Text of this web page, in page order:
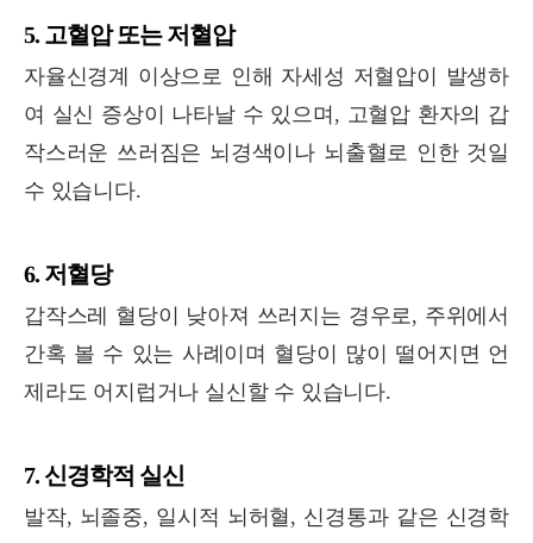
5. 고혈압 또는 저혈압
자율신경계 이상으로 인해 자세성 저혈압이 발생하
여 실신 증상이 나타날 수 있으며, 고혈압 환자의 갑
작스러운 쓰러짐은 뇌경색이나 뇌출혈로 인한 것일
수 있습니다.
6. 저혈당
갑작스레 혈당이 낮아져 쓰러지는 경우로, 주위에서
간혹 볼 수 있는 사례이며 혈당이 많이 떨어지면 언
제라도 어지럽거나 실신할 수 있습니다.
7. 신경학적 실신
발작, 뇌졸중, 일시적 뇌허혈, 신경통과 같은 신경학